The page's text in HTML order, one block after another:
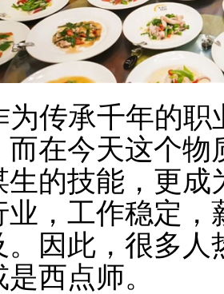
为传承千年的
而在今天这个
生的技能，更成
业，工作稳定
因此，很多人
西点师。